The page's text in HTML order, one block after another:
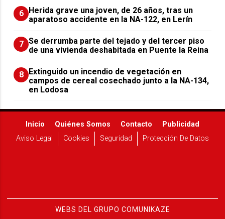
6
Herida grave una joven, de 26 años, tras un
aparatoso accidente en la NA-122, en Lerín
7 Se derrumba parte del tejado y del tercer piso
de una vivienda deshabitada en Puente la Reina
8
Extinguido un incendio de vegetación en
campos de cereal cosechado junto a la NA-134,
en Lodosa
Inicio Quiénes Somos Contacto
Publicidad
Aviso Legal
Cookies Seguridad Protección De Datos
WEBS DEL GRUPO COMUNIKAZE